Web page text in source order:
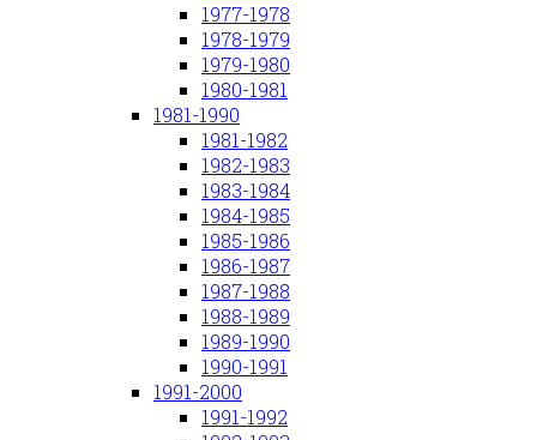
1977-1978
1978-1979
1979-1980
1980-1981
1981-1990
1981-1982
1982-1983
1983-1984
1984-1985
1985-1986
1986-1987
1987-1988
1988-1989
1989-1990
1990-1991
1991-2000
1991-1992